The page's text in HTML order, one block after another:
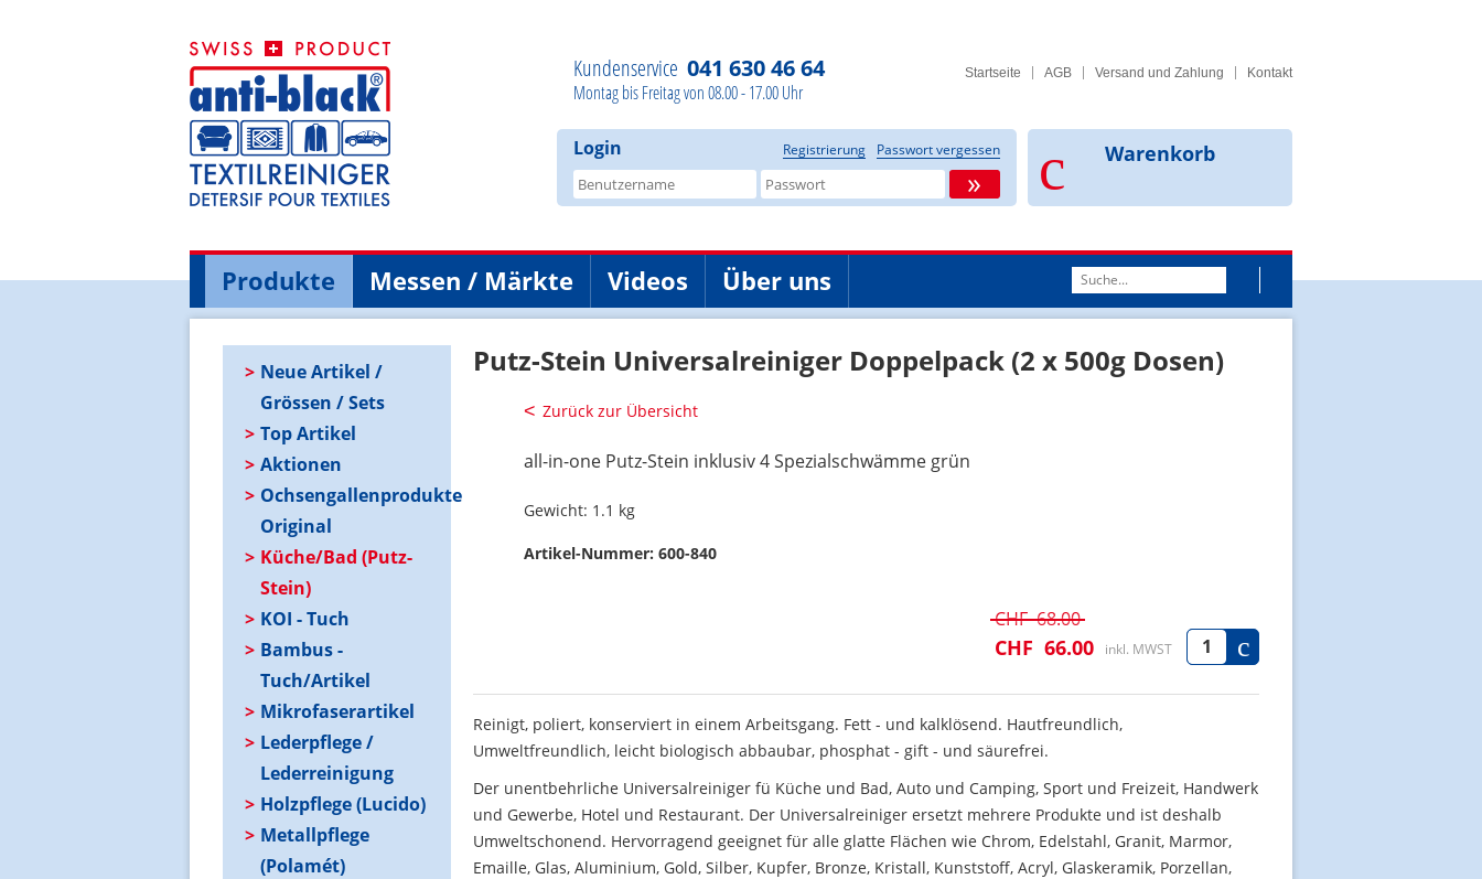
Startseite AGB Versand und Zahlung Kontakt
Kundenservice 041 630 46 64
Montag bis Freitag von 08.00 - 17.00 Uhr
Warenkorb
Login Registrierung Passwort vergessen
»
Suchwort
Produkte Messen / Märkte Videos Über uns
Neue Artikel /
Grössen / Sets
Top Artikel
Aktionen
Ochsengallenprodukte
Original
Küche/Bad (Putz-
Stein)
KOI - Tuch
Bambus -
Tuch/Artikel
Mikrofaserartikel
Lederpflege /
Lederreinigung
Holzpflege (Lucido)
Metallpflege
(Polamét)
Putz-Stein Universalreiniger Doppelpack (2 x 500g Dosen)
Zurück zur Übersicht
all-in-one Putz-Stein inklusiv 4 Spezialschwämme grün
Gewicht: 1.1 kg
Artikel-Nummer: 600-840
CHF68.00
CHF 66.00 inkl. MWST
Reinigt, poliert, konserviert in einem Arbeitsgang. Fett - und kalklösend. Hautfreundlich,
Umweltfreundlich, leicht biologisch abbaubar, phosphat - gift - und säurefrei.
Der unentbehrliche Universalreiniger fü Küche und Bad, Auto und Camping, Sport und Freizeit, Handwerk
und Gewerbe, Hotel und Restaurant. Der Universalreiniger ersetzt mehrere Produkte und ist deshalb
Umweltschonend. Hervorragend geeignet für alle glatte Flächen wie Chrom, Edelstahl, Granit, Marmor,
Emaille, Glas, Aluminium, Gold, Silber, Kupfer, Bronze, Kristall, Kunststoff, Acryl, Glaskeramik, Porzellan,